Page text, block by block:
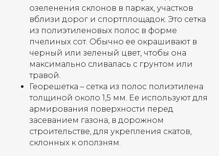
озеленения склонов в парках, участков
вблизи дорог и спортплощадок. Это сетка
из полиэтиленовых полос в форме
пчелиных сот. Обычно ее окрашивают в
черный или зеленый цвет, чтобы она
максимально сливалась с грунтом или
травой.
Георешетка – сетка из полос полиэтилена
толщиной около 1,5 мм. Ее используют для
армирования поверхности перед
засеванием газона, в дорожном
строительстве, для укрепления скатов,
склонных к оползням.